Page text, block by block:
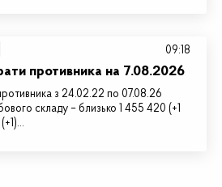
противника на 7.08.2026
з 24.02.22 по 07.08.26
складу – близько 1 455 420 (+1
09:18